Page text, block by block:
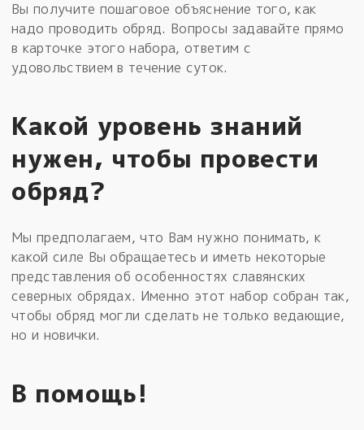
Вы получите пошаговое объяснение того, как
надо проводить обряд. Вопросы задавайте прямо
в карточке этого набора, ответим с
удовольствием в течение суток.
Какой уровень знаний
нужен, чтобы провести
обряд?
Мы предполагаем, что Вам нужно понимать, к
какой силе Вы обращаетесь и иметь некоторые
представления об особенностях славянских
северных обрядах. Именно этот набор собран так,
чтобы обряд могли сделать не только ведающие,
но и новички.
В помощь!